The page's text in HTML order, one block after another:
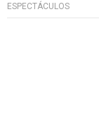
ESPECTÁCULOS